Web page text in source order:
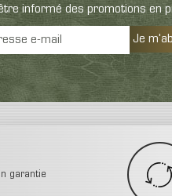
informé des promotions en
Je
garantie